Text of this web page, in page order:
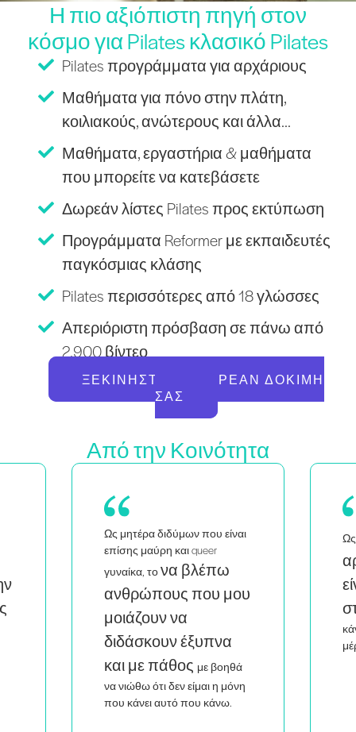
Η πιο αξιόπιστη πηγή στον
κόσμο για Pilates κλασικό Pilates
Pilates προγράμματα για αρχάριους
Μαθήματα για πόνο στην πλάτη,
κοιλιακούς, ανώτερους και άλλα...
Μαθήματα, εργαστήρια & μαθήματα
που μπορείτε να κατεβάσετε
Δωρεάν λίστες Pilates προς εκτύπωση
Προγράμματα Reformer με εκπαιδευτές
παγκόσμιας κλάσης
Pilates περισσότερες από 18 γλώσσες
Απεριόριστη πρόσβαση σε πάνω από
2.900 βίντεο
ΞΕΚΙΝΉΣΤΕ ΤΗ ΔΩΡΕΆΝ ΔΟΚΙΜΉ
ΣΑΣ
Από την Κοινότητα
Ως μητέρα διδύμων που είναι
επίσης μαύρη και queer
γυναίκα, τονα βλέπω
ανθρώπους που μου
μοιάζουν να
διδάσκουν έξυπνα
και με πάθος με βοηθά
να νιώθω ότι δεν είμαι η μόνη
που κάνει αυτό που κάνω.